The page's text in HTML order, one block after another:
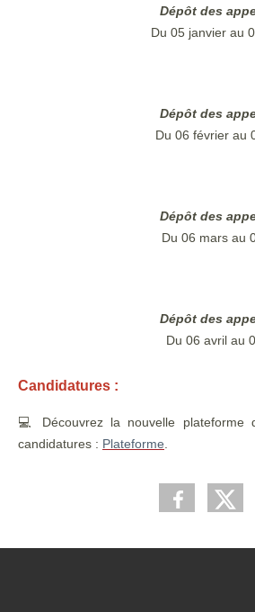
Dépôt des
Du 05 janvier au
Dépôt des
Du 06 février au
Dépôt des
Du 06 mars au
Dépôt des
Du 06 avril au
Candidatures :
💻 Découvrez la nouvelle plateforme
candidatures : Plateforme